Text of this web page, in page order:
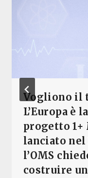
Vogliono il
L’Europa è
progetto
lanciato nel
l’OMS
costruire